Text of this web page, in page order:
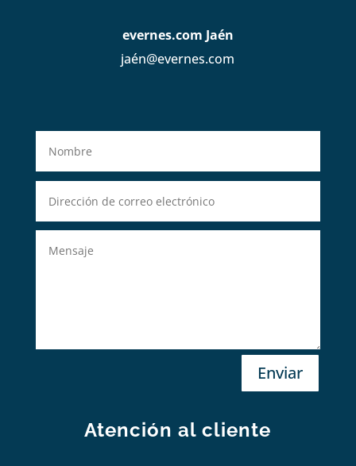
evernes.com Jaén
jaén@evernes.com
Enviar
Atención al cliente